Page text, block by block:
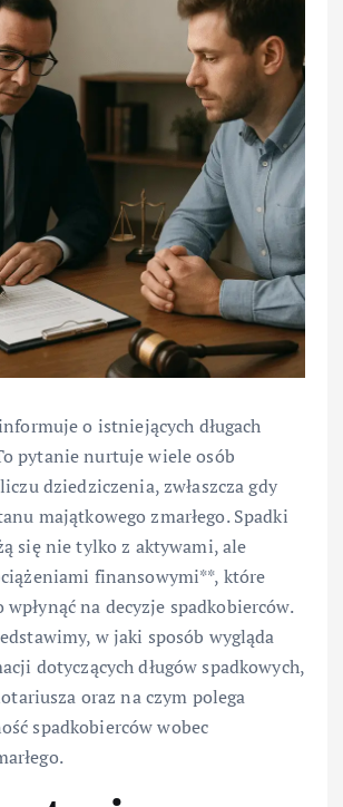
o istniejących długach
pytanie nurtuje wiele osób
dziedziczenia, zwłaszcza gdy
majątkowego zmarłego. Spadki
się nie tylko z aktywami, ale
finansowymi**, które
wpłynąć na decyzje spadkobierców.
w jaki sposób wygląda
dotyczących długów spadkowych,
oraz na czym polega
spadkobierców wobec